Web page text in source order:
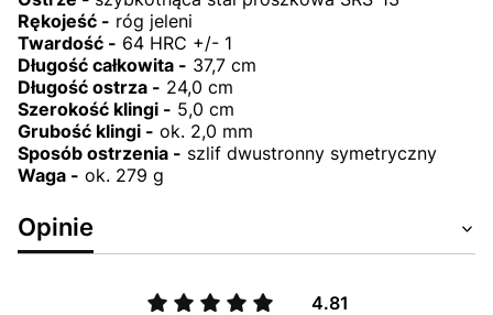
Rękojeść - róg jeleni
Twardość - 64 HRC +/- 1
Długość całkowita - 37,7 cm
Długość ostrza - 24,0 cm
Szerokość klingi - 5,0 cm
Grubość klingi - ok. 2,0 mm
Sposób ostrzenia - szlif dwustronny symetryczny
Waga - ok. 279 g
Opinie
4.81